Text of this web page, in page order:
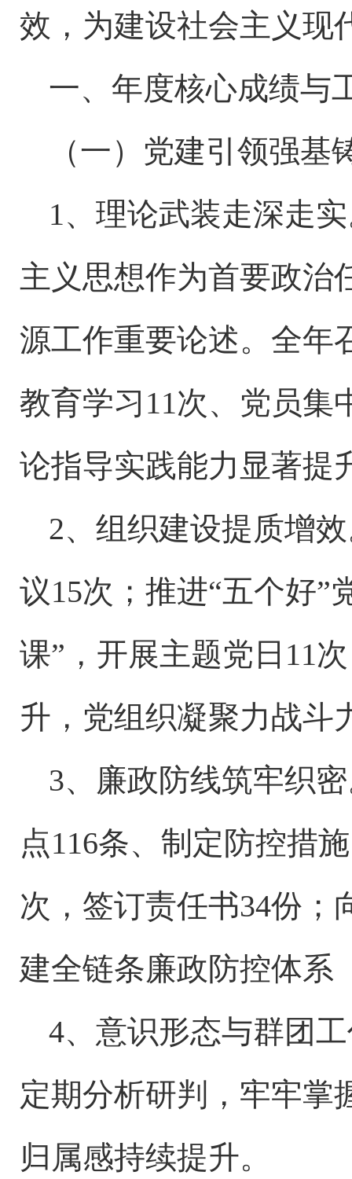
效，为建设社会主义现
一、年度核心成绩与
（一）党建引领强
1、理论武装走深走
主义思想作为首要政治
源工作重要论述。全年
教育学习11次、党员集
论指导实践能力显著提
2、组织建设提质增
议15次；推进“五个好”
课”，开展主题党日11
升，党组织凝聚力战斗
3、廉政防线筑牢织
点116条、制定防控措
次，签订责任书34份；
建全链条廉政防控体系
4、意识形态与群团
定期分析研判，牢牢掌
归属感持续提升。